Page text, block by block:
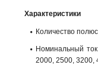
Характеристики
Количество
Номинальный
2000, 2500, 3200,